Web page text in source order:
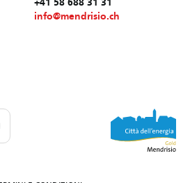
info@mendrisio.ch